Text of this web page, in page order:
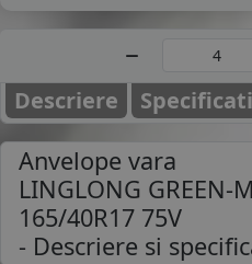
Descriere
Anvelope vara
LINGLONG GREEN-
165/40R17 75V
- Descriere si